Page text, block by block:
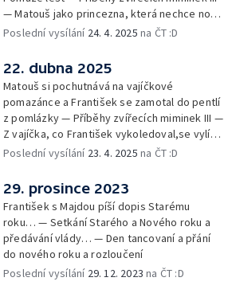
— Matouš jako princezna, která nechce nosit
brýle… — Cvoček astronautem — Nestyďte
Poslední vysílání 24. 4. 2025 na ČT :D
22. dubna 2025
Matouš si pochutnává na vajíčkové
pomazánce a František se zamotal do pentlí
z pomlázky — Příběhy zvířecích miminek III —
Z vajíčka, co František vykoledoval,se vylíhl
drak. Nejí princezny, ale miluje vajíčkovou
Rozloučení
Poslední vysílání 23. 4. 2025 na ČT :D
29. prosince 2023
František s Majdou píší dopis Starému
roku… — Setkání Starého a Nového roku a
předávání vlády… — Den tancovaní a přání
do nového roku a rozloučení
Poslední vysílání 29. 12. 2023 na ČT :D